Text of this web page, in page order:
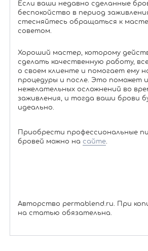
Если ваши недавно сделанные
беспокойство в период
стесняйтесь обращаться к
советом.
Хороший мастер, которому
сделать качественную работу,
о своем клиенте и помогает ему
процедуры и после. Это поможет
нежелательных осложнений во
заживления, и тогда ваши брови
идеально.
Приобрести профессиональные
бровей можно на сайте.
Авторство permablend.ru. При
на статью обязательна.